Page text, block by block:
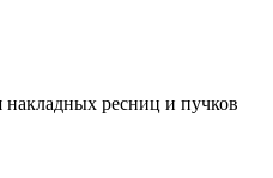
ресниц и пучков